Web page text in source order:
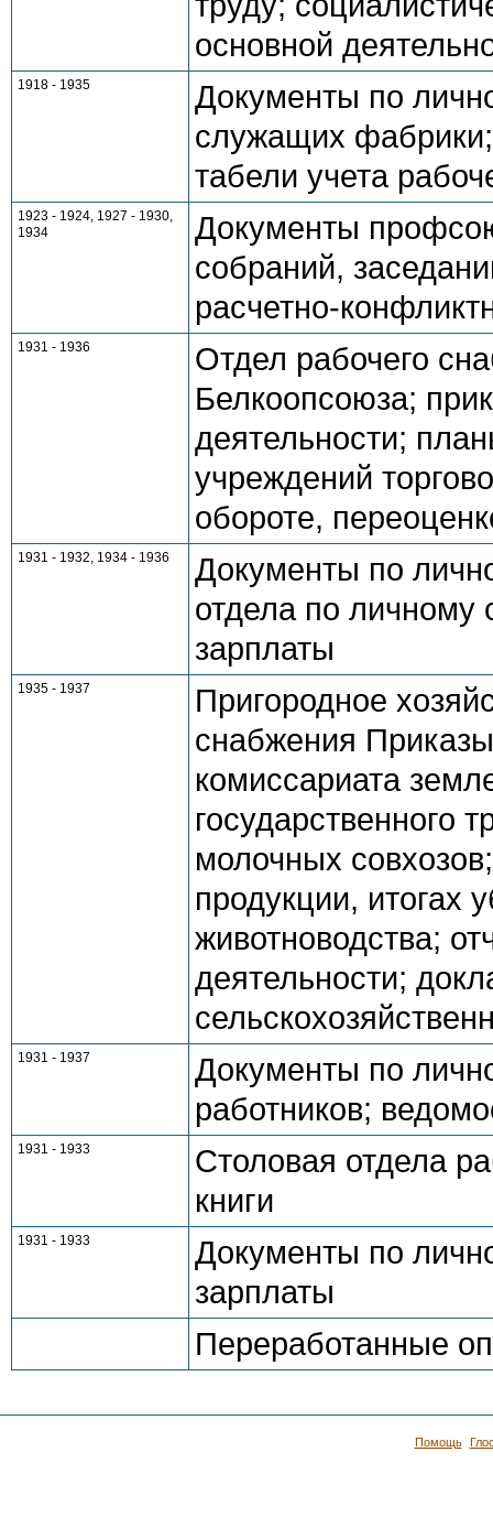
основной
1918 - 1935
Документы по
служащих
табели учета
1923 - 1924, 1927 - 1930,
1934
Документы
собраний,
расчетно-
1931 - 1936
Отдел рабочего
Белкоопсоюза;
деятельности;
учреждений
обороте,
1931 - 1932, 1934 - 1936
Документы по
отдела по личному
зарплаты
1935 - 1937
Пригородное
снабжения
комиссариата
государственного
молочных
продукции, итогах
животноводства;
деятельности;
1931 - 1937
Документы по
работников;
1931 - 1933
Столовая отдела
книги
1931 - 1933
Документы по
зарплаты
Переработанные
Помощь